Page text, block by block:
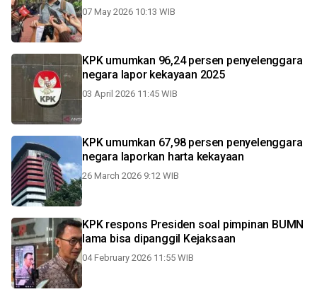
07 May 2026 10:13 WIB
KPK umumkan 96,24 persen penyelenggara
negara lapor kekayaan 2025
03 April 2026 11:45 WIB
KPK umumkan 67,98 persen penyelenggara
negara laporkan harta kekayaan
26 March 2026 9:12 WIB
KPK respons Presiden soal pimpinan BUMN
lama bisa dipanggil Kejaksaan
04 February 2026 11:55 WIB